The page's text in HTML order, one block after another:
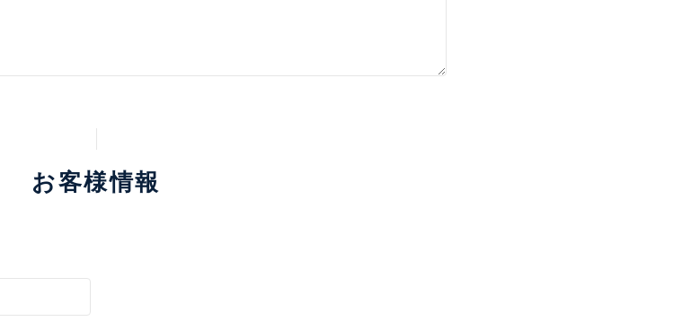
お客様情報